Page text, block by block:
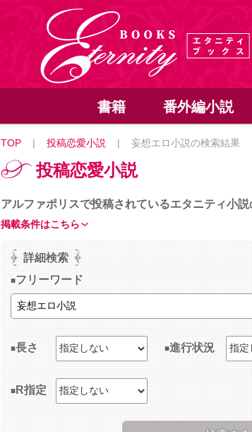
書籍 番外編小説
TOP | 投稿恋愛小説 | 妄想エロ小説の検索結果
投稿恋愛小説
アルファポリスで投稿されているエタニティ小説
掲載条件はこちら
詳細検索
フリーワード
長さ 進行状況
R指定